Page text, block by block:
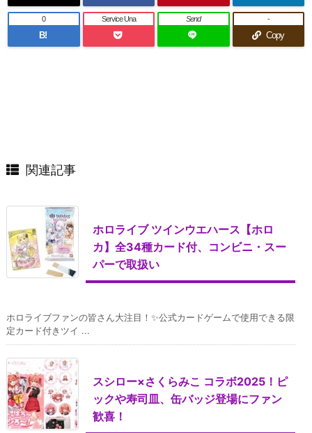
B!
0 Service Una Send
Copy
-
関連記事
ホロライブ ツインウエハース【ホロ
カ】全34種カード付、コンビニ・スー
パーで取扱い
ホロライブファンの皆さん大注目！✨公式カードゲームで使用できる限
定カード付きツイ ...
スシロー×さくらみこ コラボ2025！ピ
ックや寿司皿、缶バッジ登場にファン
歓喜！